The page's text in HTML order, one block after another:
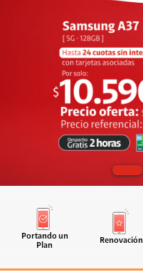
Portando un
Plan
Renovación